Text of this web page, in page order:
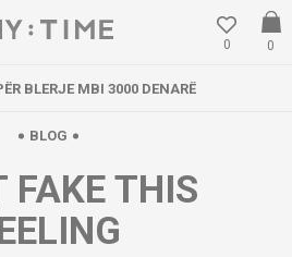
0
0
3000 DENARË
BLOG
FAKE THIS